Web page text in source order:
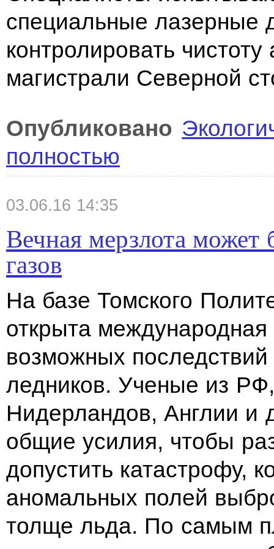
специальные лазерные
контролировать
магистрали Северной
Опубликовано
полностью
03.06.16 14:35
Вечная мерзлота
газов
На базе Томского
открыта
возможных последствий
ледников. Ученые из
Нидерландов, Англии и
общие усилия, чтобы
допустить катастрофу,
аномальных полей
толще льда. По самым